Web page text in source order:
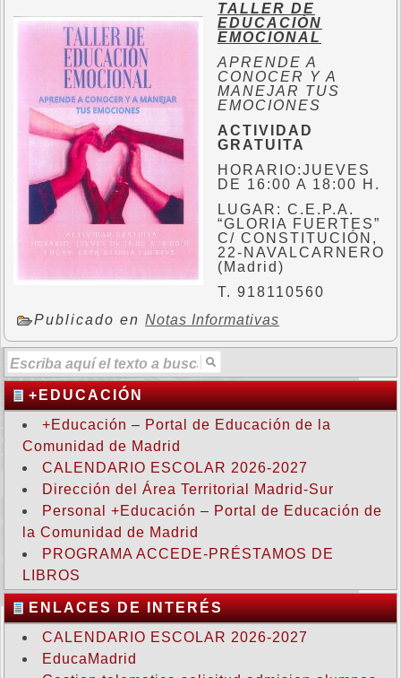
TALLER DE
EDUCACIÓN
EMOCIONAL
APRENDE A
CONOCER Y A
MANEJAR TUS
EMOCIONES
ACTIVIDAD
GRATUITA
HORARIO:JUEVES
DE 16:00 A 18:00 H.
LUGAR: C.E.P.A.
“GLORIA FUERTES”
C/ CONSTITUCIÓN,
22-NAVALCARNERO
(Madrid)
T. 918110560
Publicado en Notas Informativas
+EDUCACIÓN
+Educación – Portal de Educación de la
Comunidad de Madrid
CALENDARIO ESCOLAR 2026-2027
Dirección del Área Territorial Madrid-Sur
Personal +Educación – Portal de Educación de
la Comunidad de Madrid
PROGRAMA ACCEDE-PRÉSTAMOS DE
LIBROS
ENLACES DE INTERÉS
CALENDARIO ESCOLAR 2026-2027
EducaMadrid